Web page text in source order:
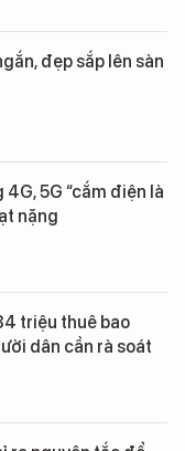
đẹp sắp lên sàn
5G “cắm điện là
nặng
triệu thuê bao
dân cần rà soát